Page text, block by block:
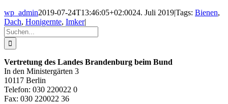
wp_admin2019-07-24T13:46:05+02:0024. Juli 2019|Tags: Bienen,
Dach, Honigernte, Imker|
Suche
nach:
Vertretung des Landes Brandenburg beim Bund
In den Ministergärten 3
10117 Berlin
Telefon: 030 220022 0
Fax: 030 220022 36